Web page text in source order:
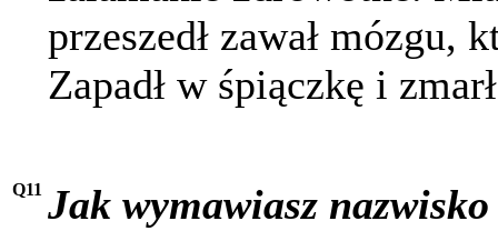
przeszedł zawał mózgu,
Zapadł w śpiączkę i
Q11 Jak wymawiasz